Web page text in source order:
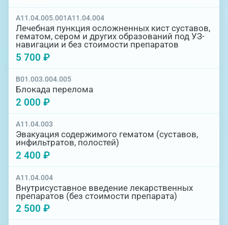
A11.04.005.001A11.04.004
Лечебная пункция осложненных кист суставов,
гематом, сером и других образований под УЗ-
навигации и без стоимости препаратов
5 700 ₽
B01.003.004.005
Блокада перелома
2 000 ₽
A11.04.003
Эвакуация содержимого гематом (суставов,
инфильтратов, полостей)
2 400 ₽
A11.04.004
Внутрисуставное введение лекарственных
препаратов (без стоимости препарата)
2 500 ₽